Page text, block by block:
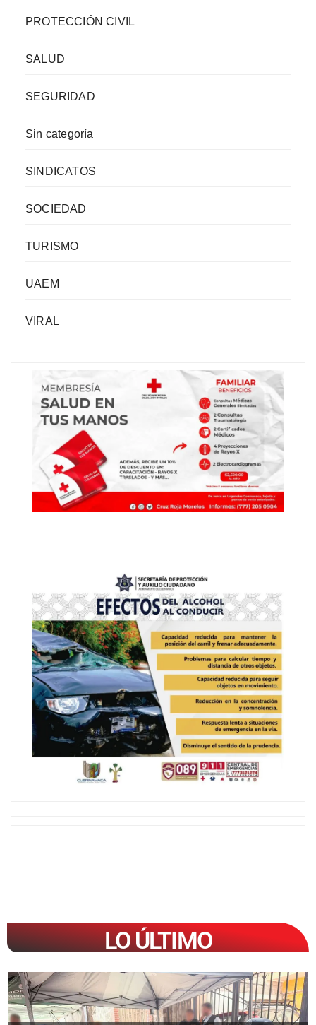
PROTECCIÓN CIVIL
SALUD
SEGURIDAD
Sin categoría
SINDICATOS
SOCIEDAD
TURISMO
UAEM
VIRAL
LO ÚLTIMO